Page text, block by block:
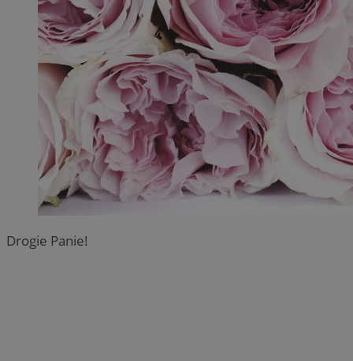
Drogie Panie!